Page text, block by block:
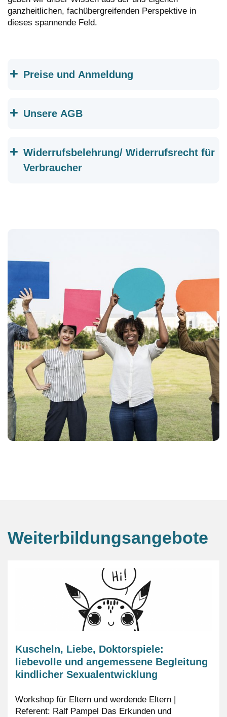
ganzheitlichen, fachübergreifenden Perspektive in
dieses spannende Feld.
Preise und Anmeldung
Unsere AGB
Widerrufsbelehrung/ Widerrufsrecht für
Verbraucher
Weiterbildungsangebote
Kuscheln, Liebe, Doktorspiele:
liebevolle und angemessene Begleitung
kindlicher Sexualentwicklung
Workshop für Eltern und werdende Eltern |
Referent: Ralf Pampel Das Erkunden und